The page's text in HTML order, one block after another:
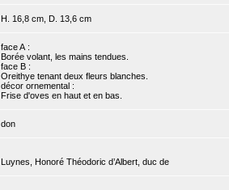
H. 16,8 cm, D. 13,6 cm
face A :
Borée volant, les mains tendues.
face B :
Oreithye tenant deux fleurs blanches.
décor ornemental :
Frise d'oves en haut et en bas.
don
Luynes, Honoré Théodoric d’Albert, duc de